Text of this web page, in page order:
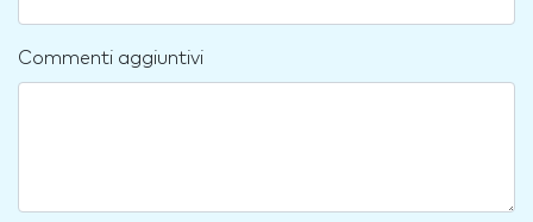
Commenti aggiuntivi